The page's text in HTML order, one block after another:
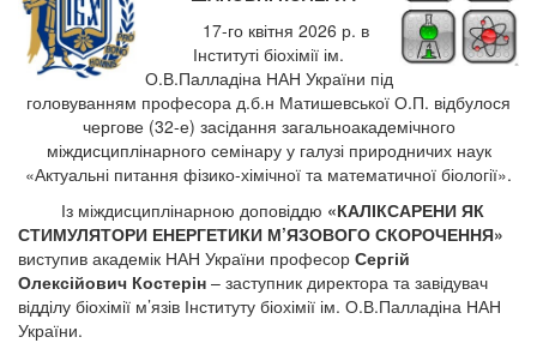
17-го квітня 2026 р. в
Інституті біохімії ім.
О.В.Палладіна НАН України під
головуванням професора д.б.н Матишевської О.П. відбулося
чергове (32-е) засідання загальноакадемічного
міждисциплінарного семінару у галузі природничих наук
«Актуальні питання фізико-хімічної та математичної біології».
Із міждисциплінарною доповіддю «КАЛІКСАРЕНИ ЯК
СТИМУЛЯТОРИ ЕНЕРГЕТИКИ М’ЯЗОВОГО СКОРОЧЕННЯ»
виступив академік НАН України професор Сергій
Олексійович Костерін – заступник директора та завідувач
відділу біохімії м’язів Інституту біохімії ім. О.В.Палладіна НАН
України.